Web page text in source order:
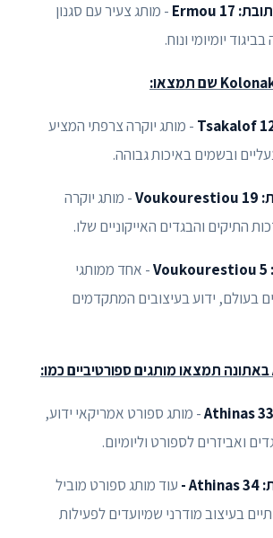
- מותג צעיר עם סגנון
יומיומי ונוח.
- מותג יוקרה צרפתי המציע
ובשמים באיכות גבוהה.
- מותג יוקרה
התיקים והבגדים האייקוניים שלו.
- אחד ממותגי
בעולם, ידוע בעיצובים המתקדמים
- מותג ספורט אמריקאי ידוע,
ואביזרים לספורט וליומיום.
עוד מותג ספורט מוביל
בעיצוב מודרני שמיועדים לפעילות